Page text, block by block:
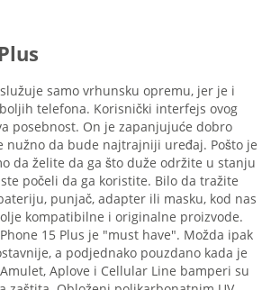
samo vrhunsku opremu, jer je i
telefona. Korisnički interfejs ovog
posebnost. On je zapanjujuće dobro
nužno da bude najtrajniji uređaj. Pošto je
da želite da ga što duže održite u stanju
počeli da ga koristite. Bilo da tražite
punjač, adapter ili masku, kod nas
kompatibilne i originalne proizvode.
15 Plus je "must have". Možda ipak
a podjednako pouzdano kada je
Aplove i Cellular Line bamperi su